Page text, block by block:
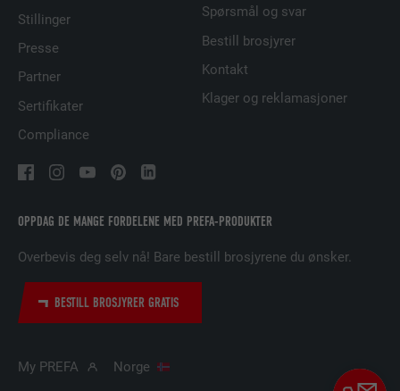
OPPDAG DE MANGE FORDELENE MED PREFA-PRODUKTER
Overbevis deg selv nå! Bare bestill brosjyrene du ønsker.
BESTILL BROSJYRER GRATIS
Stillinger
Presse
Partner
Sertifikater
Compliance
Spørsmål og svar
Bestill brosjyrer
Kontakt
Klager og reklamasjoner
My PREFA Norge
Brukes for å sikre at det riktige SameSite-
attributet er tilgjengelig for alle
informasjonskapslene i denne nettleseren
TILBYDER LinkedIn
FORMÅL
følge bruken av innebygde tjenester.
NAVN lissc
TILBYDER LinkedIn